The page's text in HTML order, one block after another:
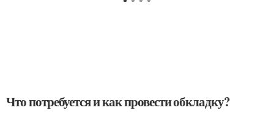
Что потребуется и как провести обкладку?